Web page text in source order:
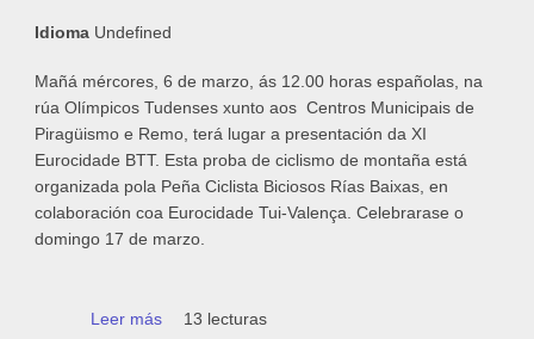
Idioma Undefined
Mañá mércores, 6 de marzo, ás 12.00 horas españolas, na
rúa Olímpicos Tudenses xunto aos Centros Municipais de
Piragüismo e Remo, terá lugar a presentación da XI
Eurocidade BTT. Esta proba de ciclismo de montaña está
organizada pola Peña Ciclista Biciosos Rías Baixas, en
colaboración coa Eurocidade Tui-Valença. Celebrarase o
domingo 17 de marzo.
Leer más sobre Presentación da XI Eurocidade BTT
13 lecturas